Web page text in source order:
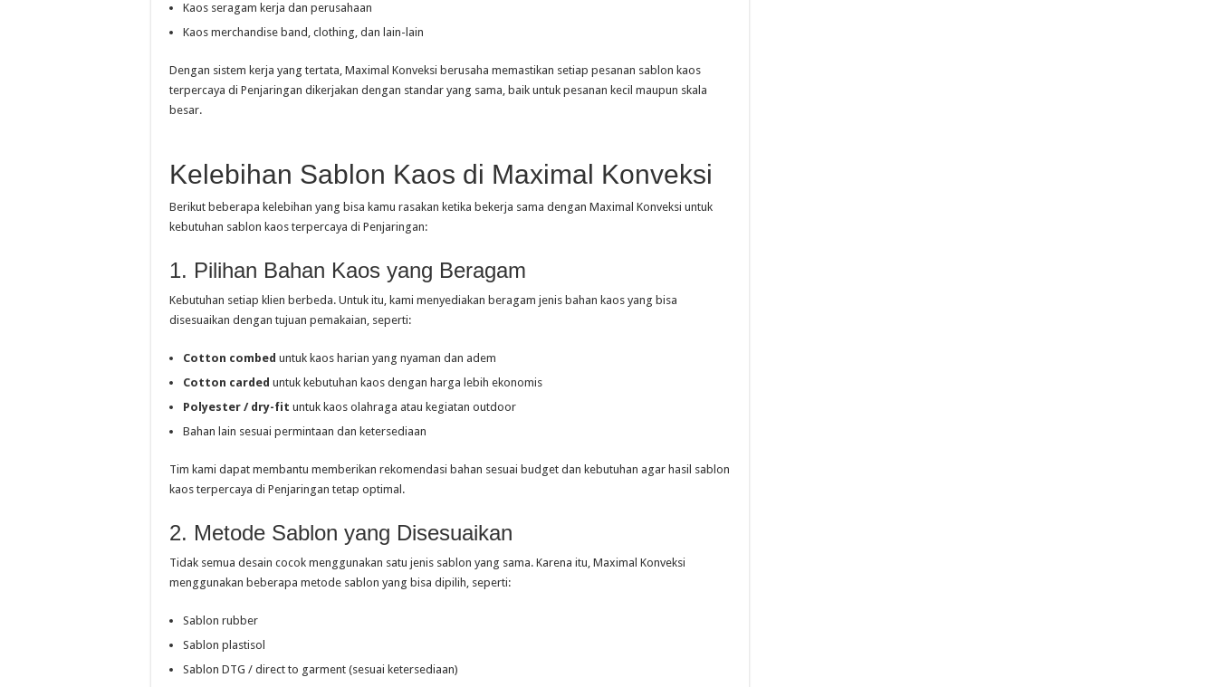
Kaos seragam kerja dan perusahaan
Kaos merchandise band, clothing, dan lain-lain
Dengan sistem kerja yang tertata, Maximal Konveksi berusaha memastikan setiap pesanan sablon kaos
terpercaya di Penjaringan dikerjakan dengan standar yang sama, baik untuk pesanan kecil maupun skala
besar.
Kelebihan Sablon Kaos di Maximal Konveksi
Berikut beberapa kelebihan yang bisa kamu rasakan ketika bekerja sama dengan Maximal Konveksi untuk
kebutuhan sablon kaos terpercaya di Penjaringan:
1. Pilihan Bahan Kaos yang Beragam
Kebutuhan setiap klien berbeda. Untuk itu, kami menyediakan beragam jenis bahan kaos yang bisa
disesuaikan dengan tujuan pemakaian, seperti:
Cotton combed untuk kaos harian yang nyaman dan adem
Cotton carded untuk kebutuhan kaos dengan harga lebih ekonomis
Polyester / dry-fit untuk kaos olahraga atau kegiatan outdoor
Bahan lain sesuai permintaan dan ketersediaan
Tim kami dapat membantu memberikan rekomendasi bahan sesuai budget dan kebutuhan agar hasil sablon
kaos terpercaya di Penjaringan tetap optimal.
2. Metode Sablon yang Disesuaikan
Tidak semua desain cocok menggunakan satu jenis sablon yang sama. Karena itu, Maximal Konveksi
menggunakan beberapa metode sablon yang bisa dipilih, seperti:
Sablon rubber
Sablon plastisol
Sablon DTG / direct to garment (sesuai ketersediaan)